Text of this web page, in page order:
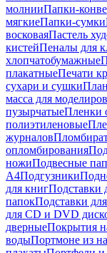
молнииПапки-
мягкиеПапки-сумки
восковаяПастель
кистейПеналы для
хлопчатобумажные
плакатныеПечати
сухари и сушки
масса для
пузырчатыеПленки
полиэтиленовые
журналов
опломбирования
ножиПодвесные
А4Подгузники
для книгПодставки
папокПодставки
для CD и DVD
дверныеПокрытия
водыПортмоне из